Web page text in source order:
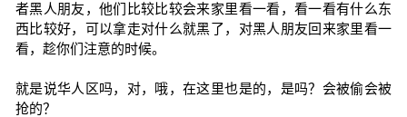
者黑人朋友，他们比较比较会来家里看一看，看一看有什么东
西比较好，可以拿走对什么就黑了，对黑人朋友回来家里看一
看，趁你们注意的时候。
就是说华人区吗，对，哦，在这里也是的，是吗？会被偷会被
抢的？